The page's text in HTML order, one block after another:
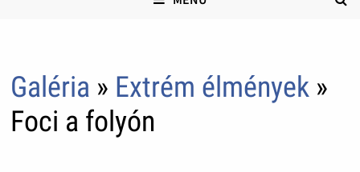
Galéria » Extrém élmények»
Foci a folyón